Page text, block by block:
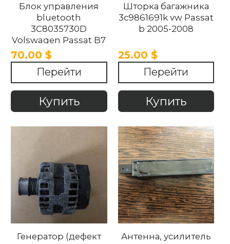
Блок управления
bluetooth
3C8035730D
Volswagen Passat B7
70.00 $
Перейти
Купить
Шторка багажника
3c9861691k vw Passat
b 2005-2008
25.00 $
Перейти
Купить
Генератор (дефект
Антенна, усилитель